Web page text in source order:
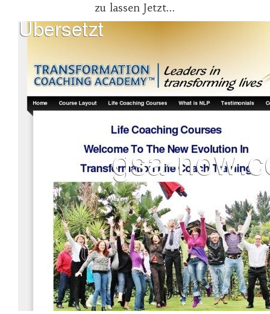
zu lassen Jetzt...